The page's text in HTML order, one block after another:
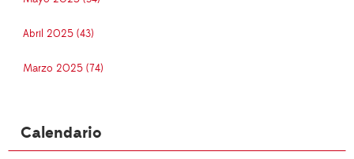
Abril 2025 (43)
Marzo 2025 (74)
Calendario